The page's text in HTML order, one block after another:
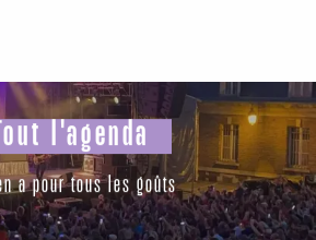
Tout l'agenda
a pour tous les goûts